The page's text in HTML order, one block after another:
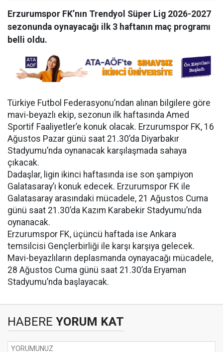
Erzurumspor FK’nın Trendyol Süper Lig 2026-2027
sezonunda oynayacağı ilk 3 haftanın maç programı
belli oldu.
Türkiye Futbol Federasyonu’ndan alınan bilgilere göre
mavi-beyazlı ekip, sezonun ilk haftasında Amed
Sportif Faaliyetler’e konuk olacak. Erzurumspor FK, 16
Ağustos Pazar günü saat 21.30’da Diyarbakır
Stadyumu’nda oynanacak karşılaşmada sahaya
çıkacak.
Dadaşlar, ligin ikinci haftasında ise son şampiyon
Galatasaray’ı konuk edecek. Erzurumspor FK ile
Galatasaray arasındaki mücadele, 21 Ağustos Cuma
günü saat 21.30’da Kazım Karabekir Stadyumu’nda
oynanacak.
Erzurumspor FK, üçüncü haftada ise Ankara
temsilcisi Gençlerbirliği ile karşı karşıya gelecek.
Mavi-beyazlıların deplasmanda oynayacağı mücadele,
28 Ağustos Cuma günü saat 21.30’da Eryaman
Stadyumu’nda başlayacak.
HABERE YORUM KAT